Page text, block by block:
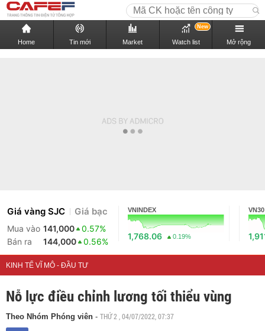
Home Tin mới Market Watch list
New
Mở rộng
Giá vàng SJC Giá bạc
Mua vào 141,000
0.57%
Bán ra
144,000 0.56%
VNINDEX
1,768.06 0.19%
VN30
KINH TẾ VĨ MÔ - ĐẦU TƯ
Nỗ lực điều chỉnh lương tối thiểu vùng
Theo Nhóm Phóng viên - THỨ 2 , 04/07/2022, 07:37